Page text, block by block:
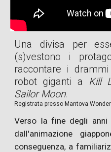
Una divisa per
(s)vestono i
raccontare i
robot giganti a Kill
Sailor Moon.
Registrata presso Mantova
Verso la fine degli anni
dall'animazione
conseguenza, a